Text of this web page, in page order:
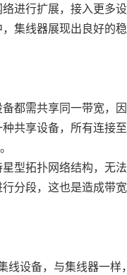
进行扩展，接入更多
集线器展现出良好的
都需共享同一带宽，
共享设备，所有连接
型拓扑网络结构，无法
分段，这也是造成带宽
线设备，与集线器一